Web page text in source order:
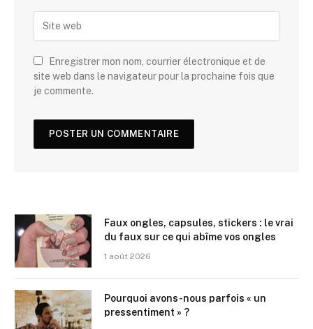
Enregistrer mon nom, courrier électronique et de
site web dans le navigateur pour la prochaine fois que
je commente.
Faux ongles, capsules, stickers : le vrai
du faux sur ce qui abîme vos ongles
1 août 2026
Pourquoi avons-nous parfois « un
pressentiment » ?